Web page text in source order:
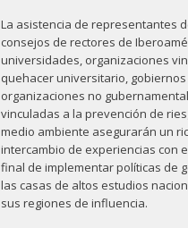
La asistencia de representantes
consejos de rectores de
universidades, organizaciones
quehacer universitario,
organizaciones no
vinculadas a la prevención de
medio ambiente asegurarán un
intercambio de experiencias con
final de implementar políticas de
las casas de altos estudios
sus regiones de influencia.